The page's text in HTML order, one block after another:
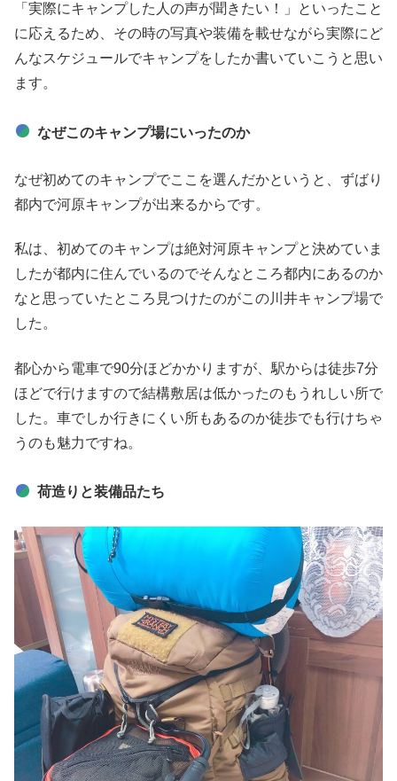
「実際にキャンプした人の声が聞きたい！」といったこと
に応えるため、その時の写真や装備を載せながら実際にど
んなスケジュールでキャンプをしたか書いていこうと思い
ます。
なぜこのキャンプ場にいったのか
なぜ初めてのキャンプでここを選んだかというと、ずばり
都内で河原キャンプが出来るからです。
私は、初めてのキャンプは絶対河原キャンプと決めていま
したが都内に住んでいるのでそんなところ都内にあるのか
なと思っていたところ見つけたのがこの川井キャンプ場で
した。
都心から電車で90分ほどかかりますが、駅からは徒歩7分
ほどで行けますので結構敷居は低かったのもうれしい所で
した。車でしか行きにくい所もあるのか徒歩でも行けちゃ
うのも魅力ですね。
荷造りと装備品たち